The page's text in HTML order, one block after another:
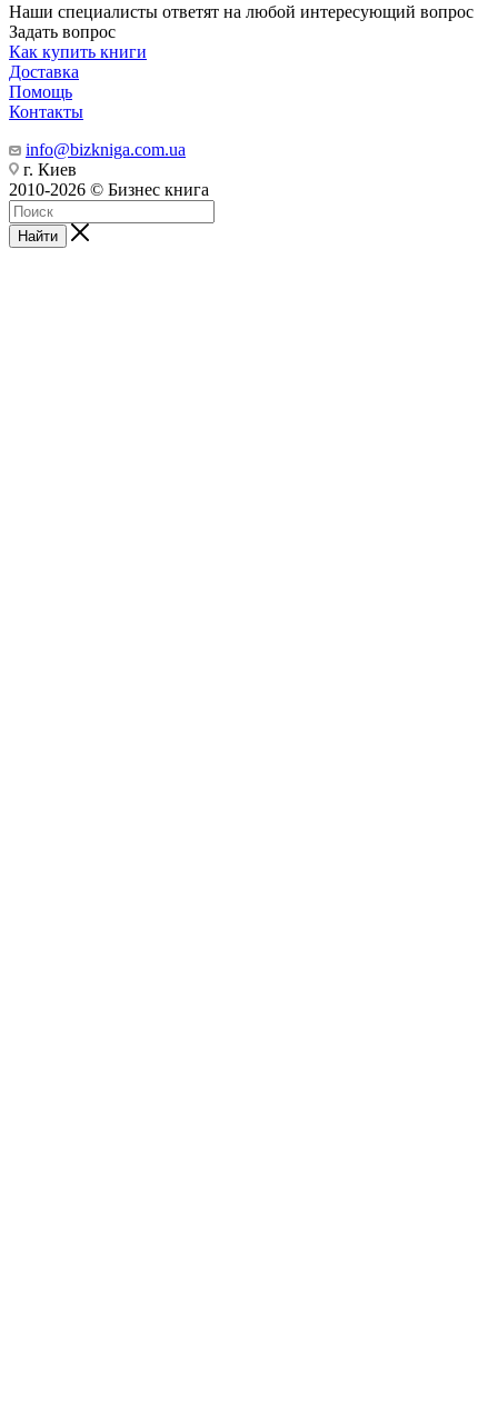
Наши специалисты ответят на любой интересующий вопрос
Задать вопрос
Как купить книги
Доставка
Помощь
Контакты
info@bizkniga.com.ua
г. Киев
2010-2026 © Бизнес книга
Найти